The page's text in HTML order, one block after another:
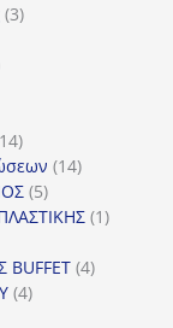
προϊόντα
33
14
προϊόντα
1414
55
προϊόντα
11
44
44